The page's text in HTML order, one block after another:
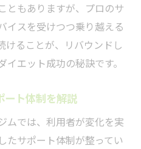
ともありますが、プロのサ
イスを受けつつ乗り越える
けることが、リバウンドし
エット成功の秘訣です。
ート体制を解説
ムでは、利用者が変化を実
たサポート体制が整ってい